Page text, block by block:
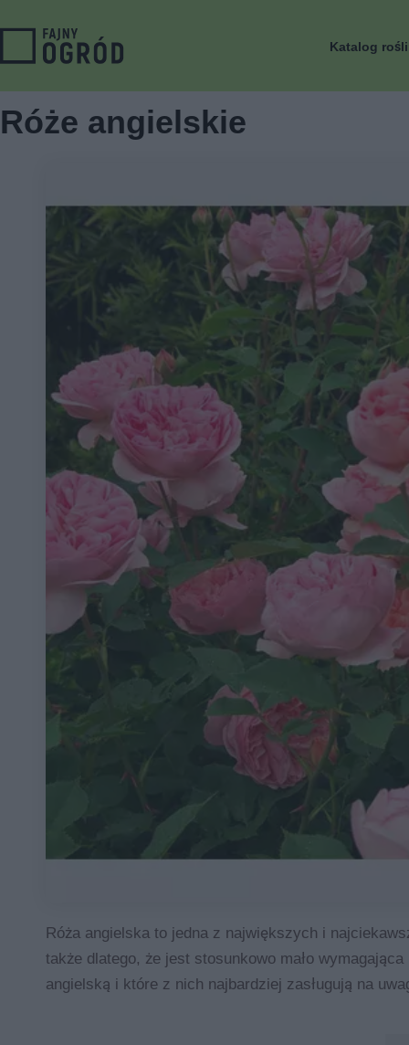
Katalog
Róże angielskie
Róża angielska to jedna z największych i
także dlatego, że jest stosunkowo mało
angielską i które z nich najbardziej zasługują na